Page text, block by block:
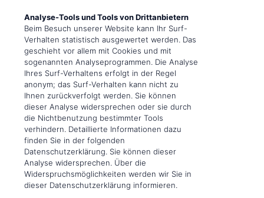
Analyse-Tools und Tools von Drittanbietern
Beim Besuch unserer Website kann Ihr Surf-
Verhalten statistisch ausgewertet werden. Das
geschieht vor allem mit Cookies und mit
sogenannten Analyseprogrammen. Die Analyse
Ihres Surf-Verhaltens erfolgt in der Regel
anonym; das Surf-Verhalten kann nicht zu
Ihnen zurückverfolgt werden. Sie können
dieser Analyse widersprechen oder sie durch
die Nichtbenutzung bestimmter Tools
verhindern. Detaillierte Informationen dazu
finden Sie in der folgenden
Datenschutzerklärung. Sie können dieser
Analyse widersprechen. Über die
Widerspruchsmöglichkeiten werden wir Sie in
dieser Datenschutzerklärung informieren.